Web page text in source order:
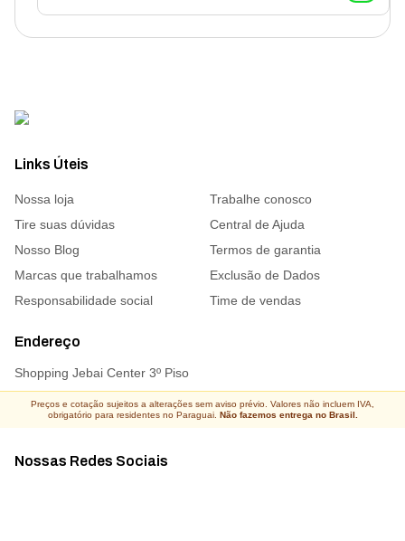
Links Úteis
Nossa loja
Trabalhe conosco
Tire suas dúvidas
Central de Ajuda
Nosso Blog
Termos de garantia
Marcas que trabalhamos
Exclusão de Dados
Responsabilidade social
Time de vendas
Endereço
Shopping Jebai Center 3º Piso
Nossas Redes Sociais
Preços e cotação sujeitos a alterações sem aviso prévio. Valores não incluem IVA,
obrigatório para residentes no Paraguai. Não fazemos entrega no Brasil.